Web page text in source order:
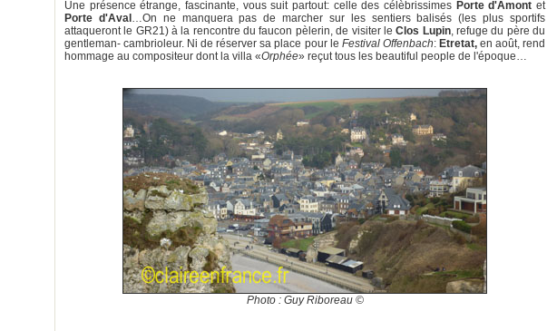
Une présence étrange, fascinante, vous suit partout: celle des célèbrissimes Porte d'Amontet
Porte d'Aval …On ne manquera pas de marcher sur les sentiers balisés (les plus sportifs
attaqueront le GR21) à la rencontre du faucon pèlerin, de visiter leClos Lupin, refuge du père du
gentleman- cambrioleur. Ni de réserver sa place pour le Festival Offenbach: Etretat,en août, rend
hommage au compositeur dont la villa «Orphée» reçut tous les beautiful people de l'époque…
Photo : Guy Riboreau ©